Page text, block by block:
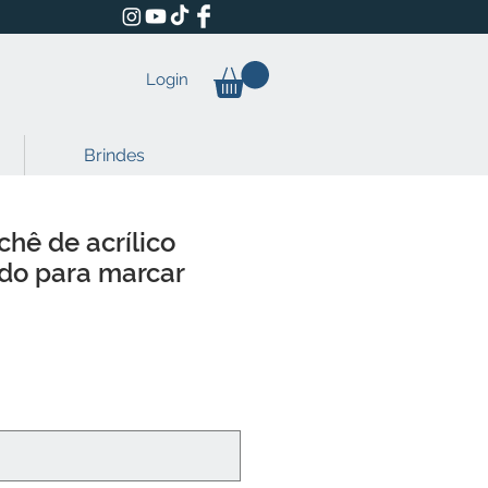
Login
Brindes
de acrílico
para marcar